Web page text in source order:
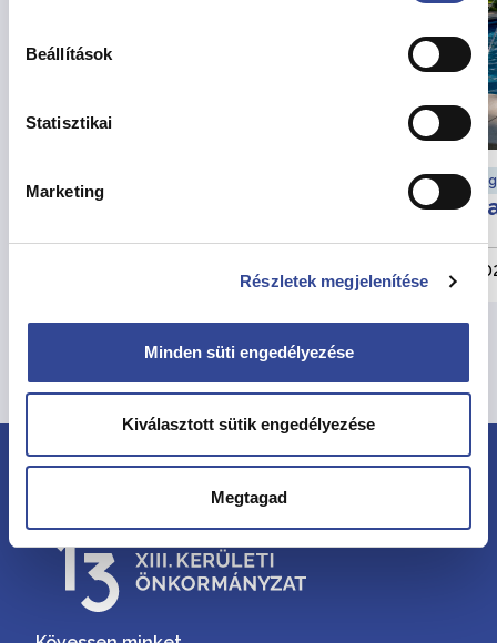
Beállítások
Statisztikai
Marketing
Részletek megjelenítése
Minden süti engedélyezése
Kiválasztott sütik engedélyezése
Megtagad
Változik a munkarend